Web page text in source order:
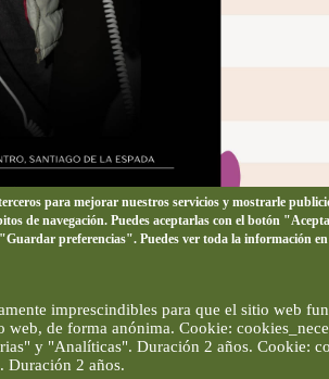
para mejorar nuestros servicios y mostrarle
de navegación. Puedes aceptarlas con el botón
preferencias". Puedes ver toda la información
imprescindibles para que el sitio web
web, de forma anónima. Cookie:
y "Analíticas". Duración 2 años. Cookie:
Duración 2 años.